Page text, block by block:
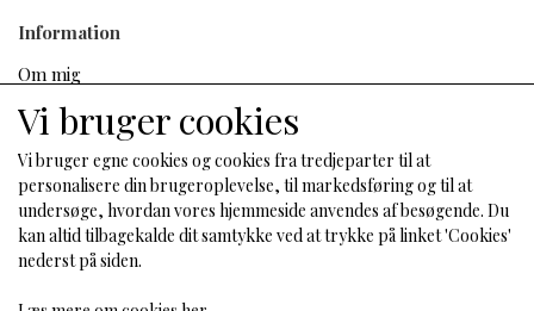
Information
Om mig
Salgs- og leveringsbetingelser
Cookies
Fortrydelse og reklamation
Sociale medier
Vi bruger cookies
Vi bruger egne cookies og cookies fra tredjeparter til at
personalisere din brugeroplevelse, til markedsføring og til at
undersøge, hvordan vores hjemmeside anvendes af besøgende. Du
kan altid tilbagekalde dit samtykke ved at trykke på linket 'Cookies'
nederst på siden.